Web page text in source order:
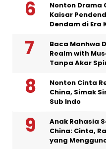
Nonton Drama
Kaisar
Dendam di Era
Baca Manhwa
Realm with
Tanpa Akar
Nonton Cinta
China, Simak
Sub Indo
Anak Rahasia
China: Cinta,
yang